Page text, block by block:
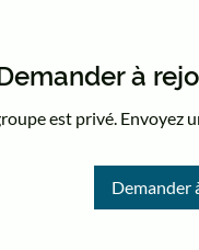
à
est privé. Envoyez
Demander